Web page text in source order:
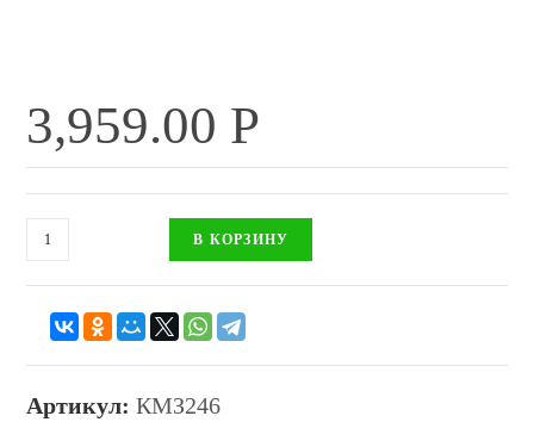
3,959.00 Р
В КОРЗИНУ
Артикул:КМЗ246